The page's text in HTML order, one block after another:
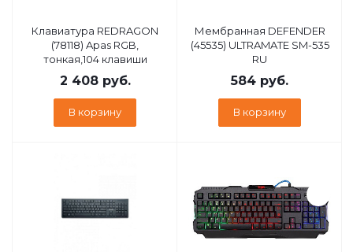
Клавиатура REDRAGON
(78118) Apas RGB,
тонкая,104 клавиши
2 408руб.
В корзину
Мембранная DEFENDER
(45535) ULTRAMATE SM-535
RU
584 руб.
В корзину